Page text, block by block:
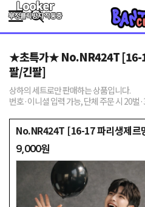
Toggle
★초특가★ No.NR424T [16-
팔/긴팔]
상하의 세트로만 판매하는 상품입니다.
번호·이니셜 입력 가능, 단체 주문 시 20벌
No.NR424T [16-17 파리생제르
9,000원